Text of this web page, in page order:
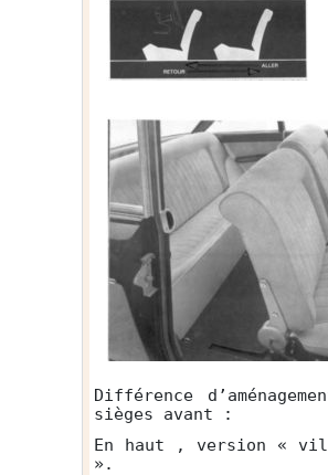
Différence
sièges avant :
En haut , version «
».